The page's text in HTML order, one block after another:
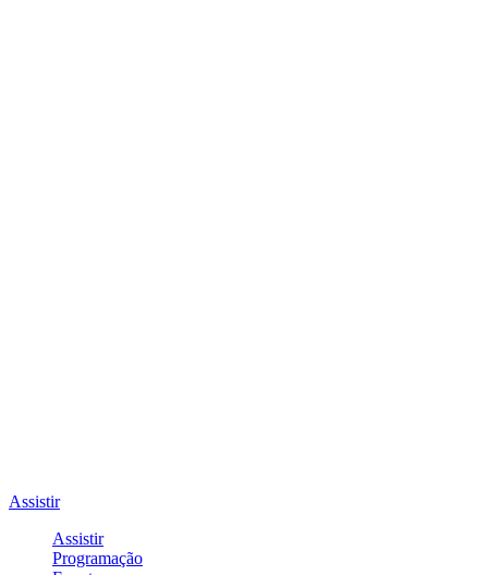
Assistir
Assistir
Programação